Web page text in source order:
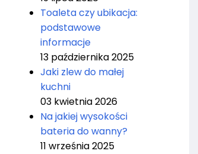
Toaleta czy ubikacja:
podstawowe
informacje
13 października 2025
Jaki zlew do małej
kuchni
03 kwietnia 2026
Na jakiej wysokości
bateria do wanny?
11 września 2025